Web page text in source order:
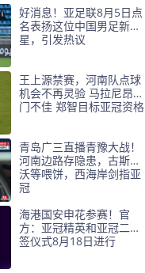
好消息！亚足联8月5日点
名表扬这位中国男足新
星，引发热议
王上源禁赛，河南队点球
机会不再灵验 马拉尼昂射
门不佳 郑智目标亚冠资格
青岛广三直播青豫大战！
河南边路存隐患，古斯塔
沃等喂饼，西海岸剑指亚
冠
海港国安申花参赛！官
方：亚冠精英和亚冠二抽
签仪式8月18日进行